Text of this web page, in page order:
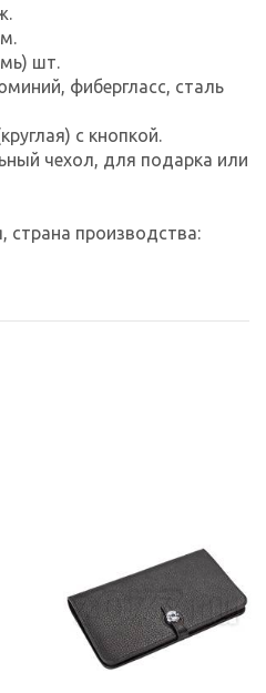
шт.
фибергласс, сталь
с кнопкой.
чехол, для подарка или
страна производства: